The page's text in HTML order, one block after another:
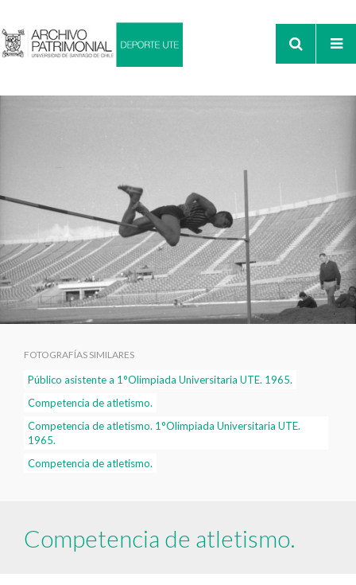
FOTOGRAFÍAS SIMILARES
Público asistente a 1°Olimpiada Universitaria UTE. 1965.
Competencia de atletismo.
Competencia de atletismo. 1°Olimpiada Universitaria UTE.
1965.
Competencia de atletismo.
Competencia de atletismo.